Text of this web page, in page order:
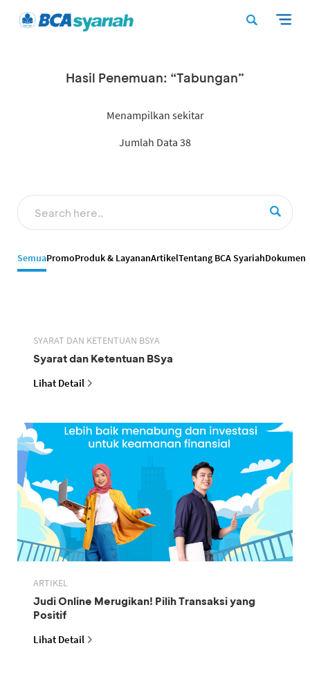
Hasil Penemuan: “Tabungan”
Menampilkan sekitar
Jumlah Data 38
SemuaPromoProduk & LayananArtikelTentang BCA SyariahDokumen
SYARAT DAN KETENTUAN BSYA
Syarat dan Ketentuan BSya
Lihat Detail
ARTIKEL
Judi Online Merugikan! Pilih Transaksi yang
Positif
Lihat Detail